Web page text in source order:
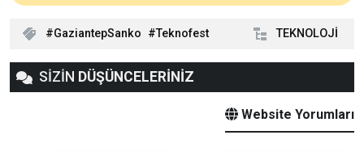
GaziantepSanko Teknofest TEKNOLOJİ
SİZİN DÜŞÜNCELERİNİZ
Website Yorumları